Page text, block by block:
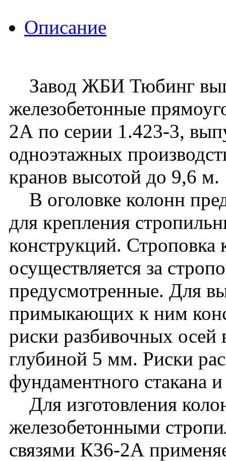
Описание
Завод ЖБИ Тюбинг
железобетонные
2А по серии 1.423-3,
одноэтажных
кранов высотой до 9,6 м.
В оголовке колонн
для крепления
конструкций. Строповка
осуществляется за
предусмотренные. Для
примыкающих к ним
риски разбивочных осей
глубиной 5 мм. Риски
фундаментного стакана
Для изготовления
железобетонными
связями К36-2А